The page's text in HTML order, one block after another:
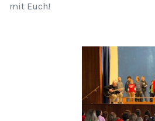
mit Euch!